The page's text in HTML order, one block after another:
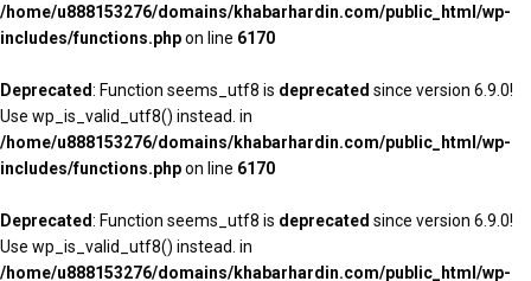
/home/u888153276/domains/khabarhardin.com/public_html/wp-
includes/functions.phpon line 6170
Deprecated: Function seems_utf8 is deprecated since version 6.9.0!
Use wp_is_valid_utf8() instead. in
/home/u888153276/domains/khabarhardin.com/public_html/wp-
includes/functions.phpon line 6170
Deprecated: Function seems_utf8 is deprecated since version 6.9.0!
Use wp_is_valid_utf8() instead. in
/home/u888153276/domains/khabarhardin.com/public_html/wp-